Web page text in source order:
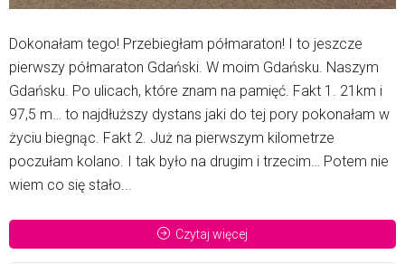
Dokonałam tego! Przebiegłam półmaraton! I to jeszcze
pierwszy półmaraton Gdański. W moim Gdańsku. Naszym
Gdańsku. Po ulicach, które znam na pamięć. Fakt 1. 21km i
97,5 m… to najdłuższy dystans jaki do tej pory pokonałam w
życiu biegnąc. Fakt 2. Już na pierwszym kilometrze
poczułam kolano. I tak było na drugim i trzecim… Potem nie
wiem co się stało...
Czytaj więcej